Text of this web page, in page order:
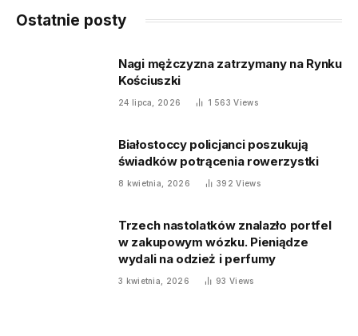
Ostatnie posty
Nagi mężczyzna zatrzymany na Rynku
Kościuszki
24 lipca, 2026 1 563Views
Białostoccy policjanci poszukują
świadków potrącenia rowerzystki
8 kwietnia, 2026 392Views
Trzech nastolatków znalazło portfel
w zakupowym wózku. Pieniądze
wydali na odzież i perfumy
3 kwietnia, 2026 93Views